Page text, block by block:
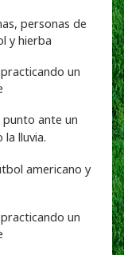
ante un
lluvia.